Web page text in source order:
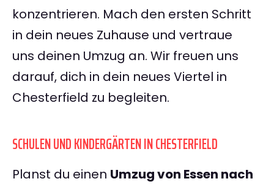
konzentrieren. Mach den ersten Schritt
in dein neues Zuhause und vertraue
uns deinen Umzug an. Wir freuen uns
darauf, dich in dein neues Viertel in
Chesterfield zu begleiten.
SCHULEN UND KINDERGÄRTEN IN CHESTERFIELD
Planst du einen Umzug von Essen nach